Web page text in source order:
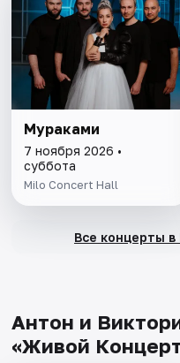
Мураками
7 ноября 2026 •
суббота
Milo Concert Hall
Все концерты
Антон и
«Живой